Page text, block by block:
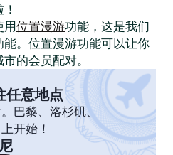
位置漫游功能，这是我们
能。位置漫游功能可以让你
的会员配对。
任意地点
巴黎、洛杉矶、
开始！